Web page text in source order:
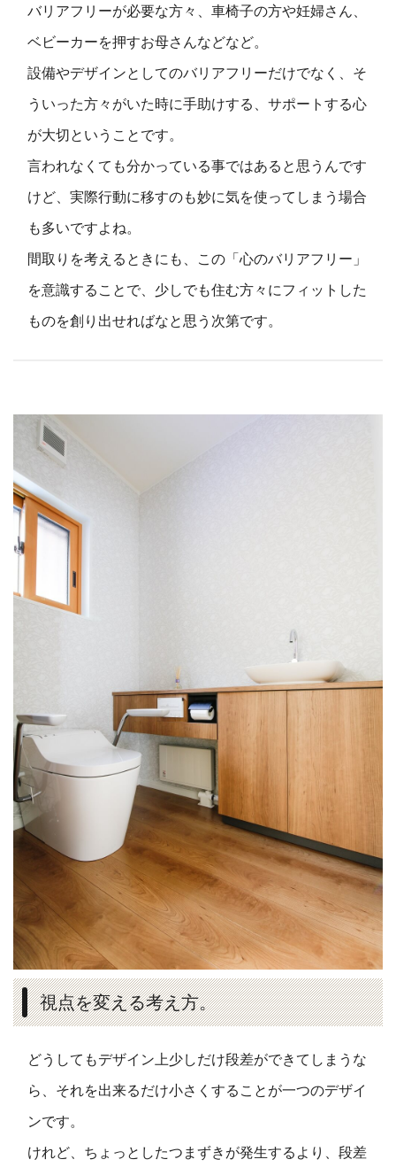
バリアフリーが必要な方々、車椅子の方や妊婦さん、
ベビーカーを押すお母さんなどなど。
設備やデザインとしてのバリアフリーだけでなく、そ
ういった方々がいた時に手助けする、サポートする心
が大切ということです。
言われなくても分かっている事ではあると思うんです
けど、実際行動に移すのも妙に気を使ってしまう場合
も多いですよね。
間取りを考えるときにも、この「心のバリアフリー」
を意識することで、少しでも住む方々にフィットした
ものを創り出せればなと思う次第です。
視点を変える考え方。
どうしてもデザイン上少しだけ段差ができてしまうな
ら、それを出来るだけ小さくすることが一つのデザイ
ンです。
けれど、ちょっとしたつまずきが発生するより、段差